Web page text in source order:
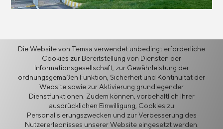
Zurück
Mehr
Die Website von Temsa verwendet unbedingt erforderliche
Cookies zur Bereitstellung von Diensten der
Informationsgesellschaft, zur Gewährleistung der
ordnungsgemäßen Funktion, Sicherheit und Kontinuität der
Website sowie zur Aktivierung grundlegender
Dienstfunktionen. Zudem können, vorbehaltlich Ihrer
ausdrücklichen Einwilligung, Cookies zu
Personalisierungszwecken und zur Verbesserung des
Nutzererlebnisses unserer Website eingesetzt werden.